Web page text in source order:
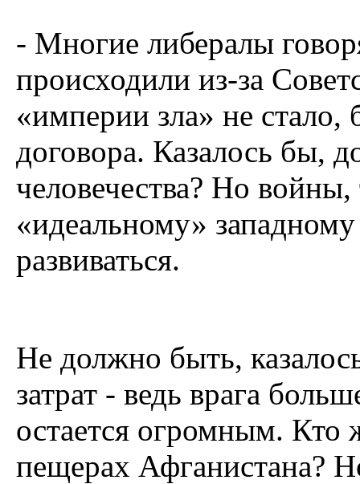
- Многие либералы
происходили из-за
«империи зла» не
договора. Казалось бы,
человечества? Но
«идеальному»
развиваться.
Не должно быть,
затрат - ведь врага
остается огромным. Кто
пещерах Афганистана?